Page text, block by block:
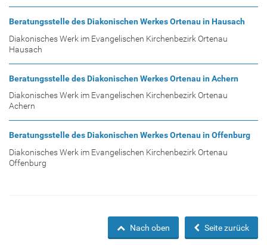
Beratungsstelle des Diakonischen Werkes Ortenau in Hausach
Diakonisches Werk im Evangelischen Kirchenbezirk Ortenau
Hausach
Beratungsstelle des Diakonischen Werkes Ortenau in Achern
Diakonisches Werk im Evangelischen Kirchenbezirk Ortenau
Achern
Beratungsstelle des Diakonischen Werkes Ortenau in Offenburg
Diakonisches Werk im Evangelischen Kirchenbezirk Ortenau
Offenburg
Seite zurück
Nach oben